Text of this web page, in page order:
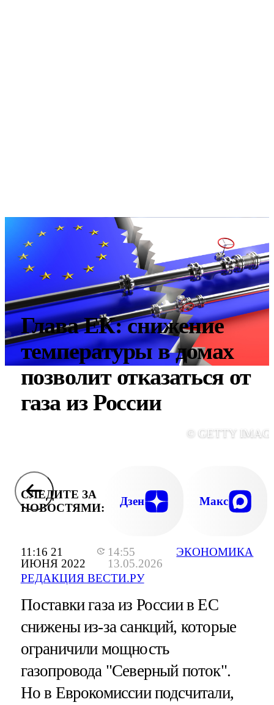
11:16 21
ИЮНЯ 2022
14:55
13.05.2026
РЕДАКЦИЯ ВЕСТИ.РУ
ЭКОНОМИКА
Глава ЕК: снижение
температуры в домах
позволит отказаться от
газа из России
© GETTY
СЛЕДИТЕ ЗА
НОВОСТЯМИ:
Дзен Макс
Поставки газа из России в ЕС
снижены из-за санкций, которые
ограничили мощность
газопровода "Северный поток".
Но в Еврокомиссии подсчитали,